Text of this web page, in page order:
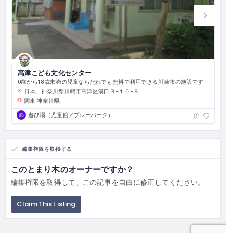
高津こども文化センター
0歳から18歳未満の児童ならだれでも無料で利用できる川崎市の施設です
日本、神奈川県川崎市高津区溝口３−１０−８
関東 神奈川県
遊び場（児童館／プレーパーク）
編集権限を取得する
このとまり木のオーナーですか？
編集権限を取得して、この記事を自由に修正してください。
Claim This Listing